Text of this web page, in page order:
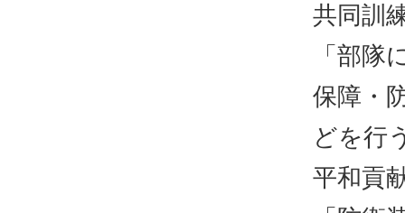
共同訓
「部
保障・
どを行
平和貢